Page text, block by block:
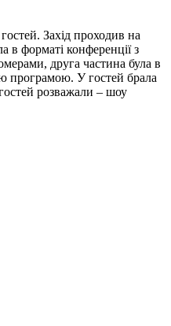
Захід проходив на
в форматі конференції з
друга частина була в
програмою. У гостей брала
розважали – шоу